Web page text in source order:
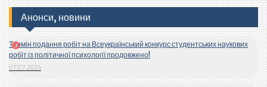
Анонси, новини
Термін подання робіт на Всеукраїнський конкурс студентських наукових
робіт із політичної психології продовжено!
07.07.2026